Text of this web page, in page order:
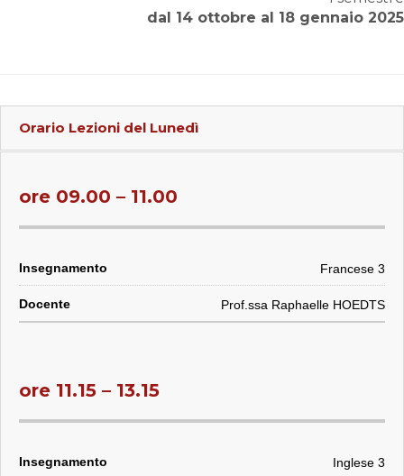
dal 14 ottobre al 18 gennaio 2025
Orario Lezioni del Lunedì
ore 09.00 – 11.00
Francese 3
Prof.ssa Raphaelle HOEDTS
ore 11.15 – 13.15
Inglese 3